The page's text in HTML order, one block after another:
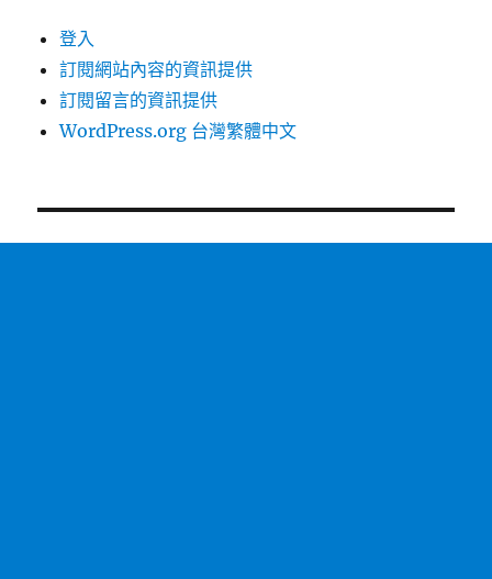
登入
訂閱網站內容的資訊提供
訂閱留言的資訊提供
WordPress.org 台灣繁體中文